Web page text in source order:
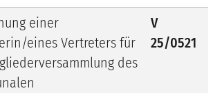
einer
eines Vertreters für
des
V
25/0521